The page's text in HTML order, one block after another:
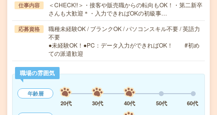
仕事内容
＜CHECK!!＞・接客や販売職からの転向もOK！・第二新卒
さんも大歓迎＊・入力できればOKの初級事…
応募資格
職種未経験OK / ブランクOK / パソコンスキル不要 / 英語力
不要
●未経験OK！●PC：データ入力ができればOK！ #初め
ての派遣歓迎
職場の雰囲気
年齢層
20代
30代 40代 50代
60代